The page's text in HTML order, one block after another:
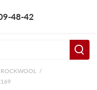
48-42